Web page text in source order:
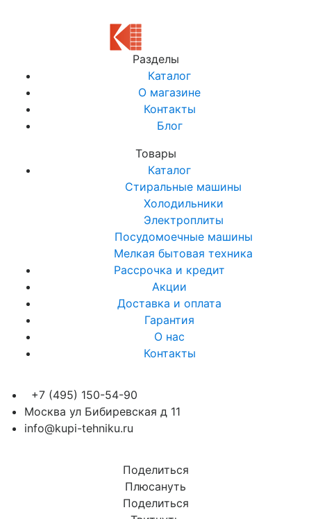
Разделы
Каталог
О магазине
Контакты
Блог
Товары
Каталог
Стиральные машины
Холодильники
Электроплиты
Посудомоечные машины
Мелкая бытовая техника
Рассрочка и кредит
Акции
Доставка и оплата
Гарантия
О нас
Контакты
+7 (495) 150-54-90
Москва ул Бибиревская д 11
info@kupi-tehniku.ru
Поделиться
Плюсануть
Поделиться